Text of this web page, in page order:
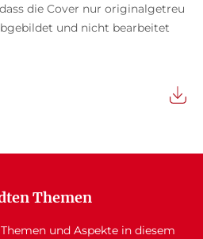
die Cover nur originalgetreu
und nicht bearbeitet
Themen
und Aspekte in diesem